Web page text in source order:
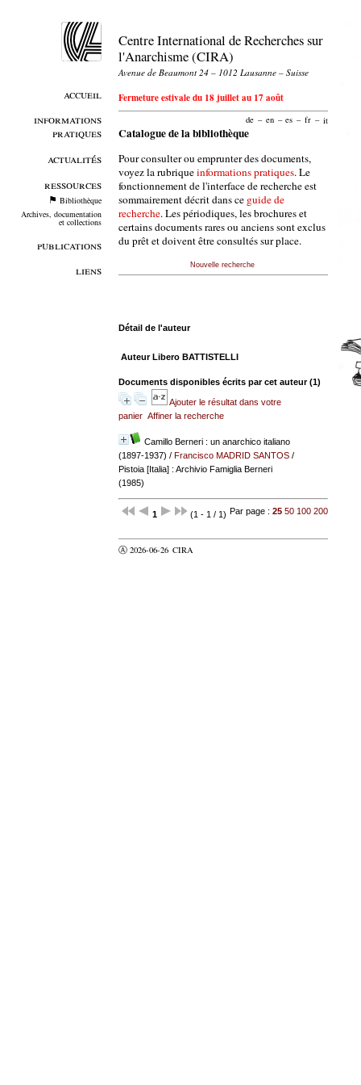
accueil
informations
pratiques
actualités
ressources
Bibliothèque
Archives, documentation
et collections
publications
liens
Centre International de Recherches sur
l'Anarchisme (CIRA)
Avenue de Beaumont 24 – 1012 Lausanne – Suisse
Fermeture estivale du 18 juillet au 17 août
de – en – es – fr – it
Catalogue de la bibliothèque
Pour consulter ou emprunter des documents,
voyez la rubriqueinformations pratiques. Le
fonctionnement de l'interface de recherche est
sommairement décrit dans ce guide de
recherche. Les périodiques, les brochures et
certains documents rares ou anciens sont exclus
du prêt et doivent être consultés sur place.
Nouvelle recherche
Détail de l'auteur
Auteur Libero BATTISTELLI
Documents disponibles écrits par cet auteur (1)
Ajouter le résultat dans votre
panier Affiner la recherche
Camillo Berneri : un anarchico italiano
(1897-1937) / Francisco MADRID SANTOS/
Pistoia [Italia] : Archivio Famiglia Berneri
(1985)
1 (1 - 1 / 1) Par page : 25 50 100 200
Ⓐ 2026-06-26 CIRA